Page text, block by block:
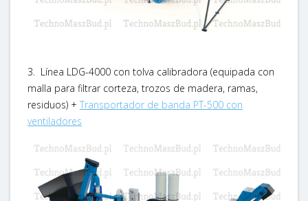
3. Línea LDG-4000 con tolva calibradora (equipada con
malla para filtrar corteza, trozos de madera, ramas,
residuos) + Transportador de banda PT-500 con
ventiladores